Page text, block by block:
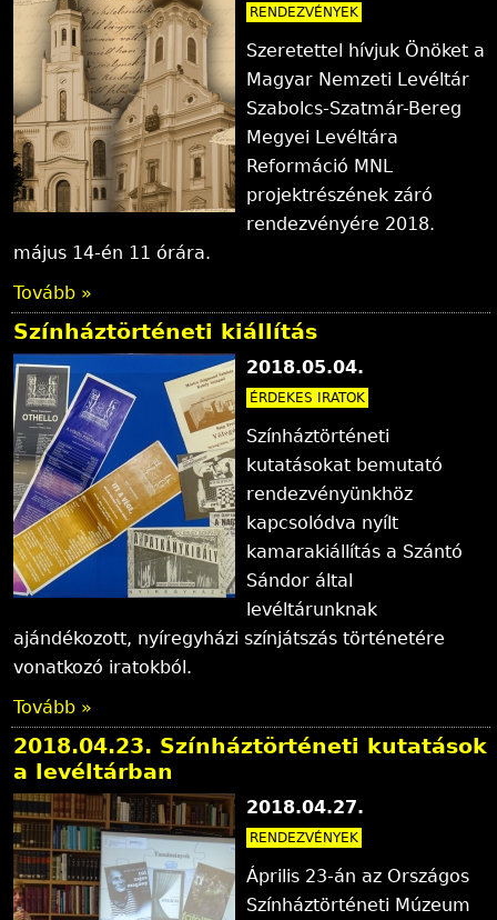
h
i
e
r
RENDEZVÉNYEK
Szeretettel hívjuk Önöket a
Magyar Nemzeti Levéltár
Szabolcs-Szatmár-Bereg
Megyei Levéltára
Reformáció MNL
projektrészének záró
rendezvényére 2018.
május 14-én 11 órára.
Tovább »
Színháztörténeti kiállítás
2018.05.04.
ÉRDEKES IRATOK
Színháztörténeti
kutatásokat bemutató
rendezvényünkhöz
kapcsolódva nyílt
kamarakiállítás a Szántó
Sándor által
levéltárunknak
ajándékozott, nyíregyházi színjátszás történetére
vonatkozó iratokból.
Tovább »
2018.04.23. Színháztörténeti kutatások
a levéltárban
2018.04.27.
RENDEZVÉNYEK
Április 23-án az Országos
Színháztörténeti Múzeum